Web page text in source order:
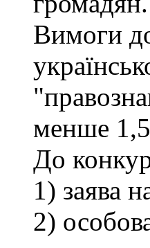
Вимоги
менше
До
1) заява
2)